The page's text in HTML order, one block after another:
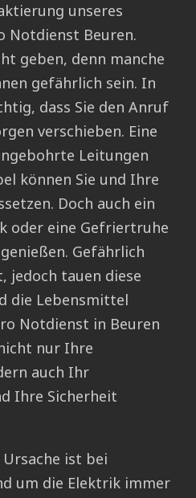
unseres
Notdienst Beuren.
geben, denn manche
gefährlich sein. In
dass Sie den Anruf
verschieben. Eine
Leitungen
können Sie und Ihre
Doch auch ein
oder eine Gefriertruhe
Gefährlich
jedoch tauen diese
die Lebensmittel
Notdienst in Beuren
nur Ihre
auch Ihr
Ihre Sicherheit
ist bei
um die Elektrik immer